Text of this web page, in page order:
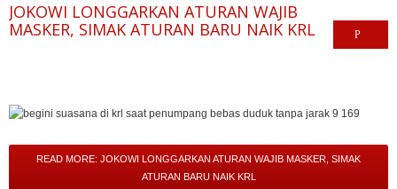
JOKOWI LONGGARKAN ATURAN WAJIB
MASKER, SIMAK ATURAN BARU NAIK KRL
READ MORE: JOKOWI LONGGARKAN ATURAN WAJIB MASKER, SIMAK
ATURAN BARU NAIK KRL